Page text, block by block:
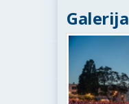
Galerija